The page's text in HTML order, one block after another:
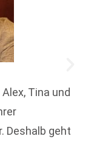
Tina und
Deshalb geht